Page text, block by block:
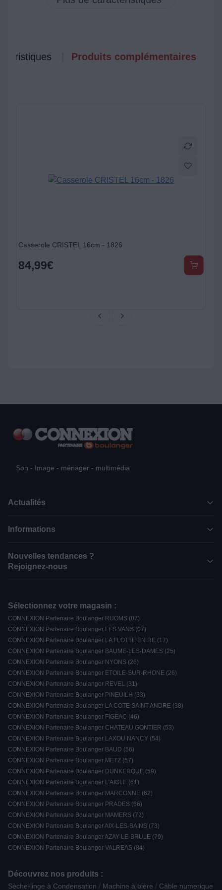
Produits complémentaires
Casserole CRISTEL 16cm - 1826
84,99€
Son - Image - ménager - multimédia
Actualités
Informations
Nouvelles tendances ?
Rejoignez-nous
Sélectionnez votre magasin :
CONNEXION Partenaire Boulanger RUOMS (07)
CONNEXION Partenaire Boulanger LES VANS (07)
CONNEXION Partenaire Boulanger LA FLOTTE EN RE (17)
CONNEXION Partenaire Boulanger BAUME-LES-DAMES (25)
CONNEXION Partenaire Boulanger NYONS (26)
CONNEXION Partenaire Boulanger ETOILE-SUR-RHONE (26)
CONNEXION Partenaire Boulanger REVEL (31)
CONNEXION Partenaire Boulanger PINEUILH (33)
CONNEXION Partenaire Boulanger LA COTE SAINT ANDRE (38)
CONNEXION Partenaire Boulanger FIGEAC (46)
CONNEXION Partenaire Boulanger CHATEAU GONTIER (53)
CONNEXION Partenaire Boulanger LAXOU NANCY (54)
CONNEXION Partenaire Boulanger BAUD (56)
CONNEXION Partenaire Boulanger METZ (57)
CONNEXION Partenaire Boulanger DUNKERQUE (59)
CONNEXION Partenaire Boulanger L'AIGLE (61)
CONNEXION Partenaire Boulanger MARCONNE (62)
CONNEXION Partenaire Boulanger PRADES (66)
CONNEXION Partenaire Boulanger MAMERS (72)
CONNEXION Partenaire Boulanger AIX-LES-BAINS (73)
CONNEXION Partenaire Boulanger AZAY-LE-BRULE (79)
CONNEXION Partenaire Boulanger VALREAS (84)
Découvrez nos produits :
Sèche-linge à Condensation / Machine à bière / Câble numerique